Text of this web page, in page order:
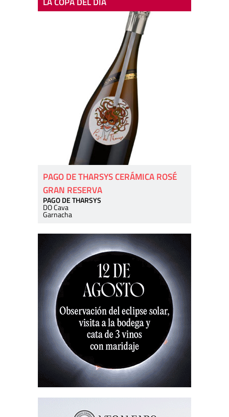
PAGO DE THARSYS CERÁMICA ROSÉ
GRAN RESERVA
PAGO DE THARSYS
DO Cava
Garnacha